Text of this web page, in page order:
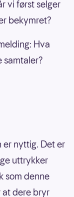
vi først selger
bekymret?
Hva
samtaler?
er nyttig. Det er
uttrykker
som denne
at dere bryr